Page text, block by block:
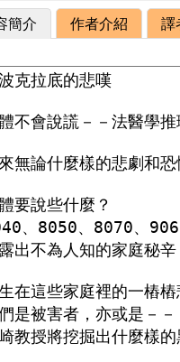
簡介 作者介紹 譯